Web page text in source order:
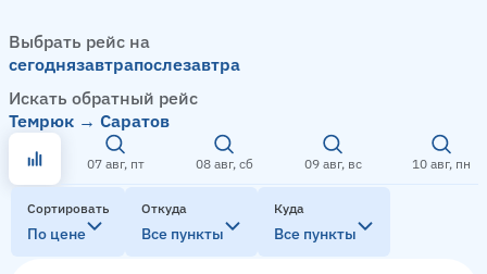
Выбрать рейс на
сегоднязавтрапослезавтра
Искать обратный рейс
Темрюк → Саратов
07 авг, пт 08 авг, сб 09 авг, вс 10 авг, пн
Сортировать
По цене
Откуда
Все пункты
Куда
Все пункты